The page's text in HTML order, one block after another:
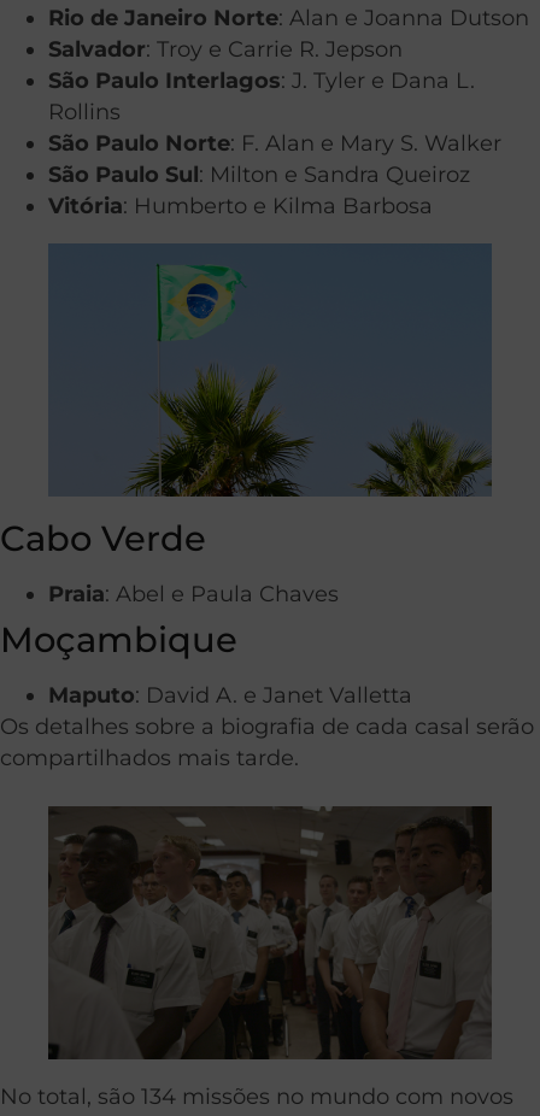
Rio de Janeiro Norte: Alan e Joanna Dutson
Salvador: Troy e Carrie R. Jepson
São Paulo Interlagos: J. Tyler e Dana L.
Rollins
São Paulo Norte: F. Alan e Mary S. Walker
São Paulo Sul: Milton e Sandra Queiroz
Vitória: Humberto e Kilma Barbosa
Cabo Verde
Praia: Abel e Paula Chaves
Moçambique
Maputo: David A. e Janet Valletta
Os detalhes sobre a biografia de cada casal serão
compartilhados mais tarde.
No total, são 134 missões no mundo com novos